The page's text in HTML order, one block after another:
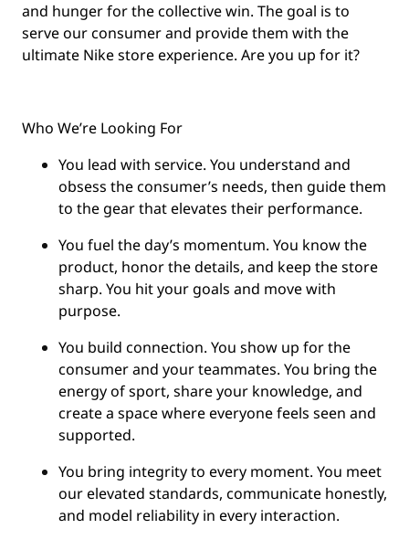
and hunger for the collective win. The goal is to
serve our consumer and provide them with the
ultimate Nike store experience. Are you up for it?
Who We’re Looking For
You lead with service. You understand and
obsess the consumer’s needs, then guide them
to the gear that elevates their performance.
You fuel the day’s momentum. You know the
product, honor the details, and keep the store
sharp. You hit your goals and move with
purpose.
You build connection. You show up for the
consumer and your teammates. You bring the
energy of sport, share your knowledge, and
create a space where everyone feels seen and
supported.
You bring integrityto every moment. You meet
our elevated standards, communicate honestly,
and model reliability in every interaction.